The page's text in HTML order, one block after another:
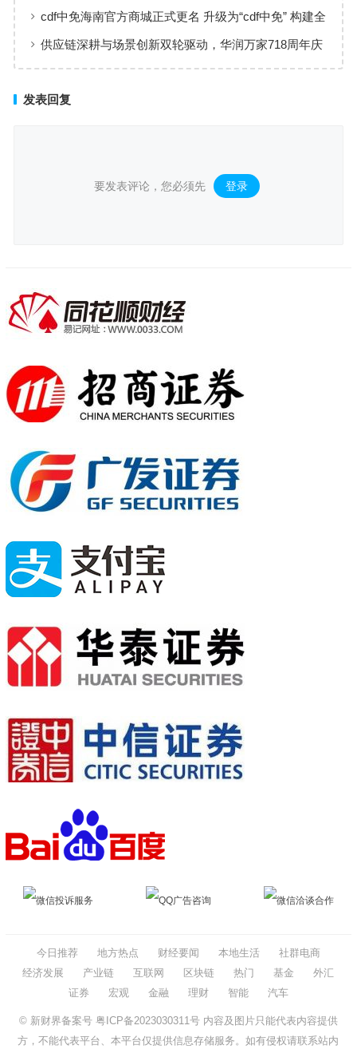
床治愈
cdf中免海南官方商城正式更名 升级为“cdf中免” 构建全
场景购物生态
供应链深耕与场景创新双轮驱动，华润万家718周年庆
发表回复
要发表评论，您必须先 登录 。
微信投诉服务 QQ广告咨询 微信洽谈合作
今日推荐 地方热点 财经要闻 本地生活
社群电商
经济发展
产业链 互联网 区块链 热门 基金
外汇
证券
宏观 金融 理财 智能 汽车
© 新财界备案号 粤ICP备2023030311号内容及图片只能代表内容提供
方，不能代表平台、本平台仅提供信息存储服务。如有侵权请联系站内